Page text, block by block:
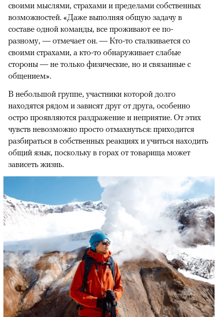
своими мыслями, страхами и пределами собственных
возможностей. «Даже выполняя общую задачу в
составе одной команды, все проживают ее по-
разному, — отмечает он. — Кто-то сталкивается со
своими страхами, а кто-то обнаруживает слабые
стороны — не только физические, но и связанные с
общением».
В небольшой группе, участники которой долго
находятся рядом и зависят друг от друга, особенно
остро проявляются раздражение и неприятие. От этих
чувств невозможно просто отмахнуться: приходится
разбираться в собственных реакциях и учиться находить
общий язык, поскольку в горах от товарища может
зависеть жизнь.